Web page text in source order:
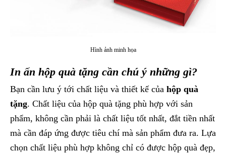
Hình ảnh minh họa
In ấn hộp quà tặng cần chú ý những gì?
Bạn cần lưu ý tới chất liệu và thiết kế của hộp quà
tặng. Chất liệu của hộp quà tặng phù hợp với sản
phẩm, không cần phải là chất liệu tốt nhất, đắt tiền nhất
mà cần đáp ứng được tiêu chí mà sản phẩm đưa ra. Lựa
chọn chất liệu phù hợp không chỉ có được hộp quà đẹp,